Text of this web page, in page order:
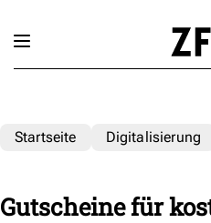
Startseite Digitalisierung
Gutscheine für